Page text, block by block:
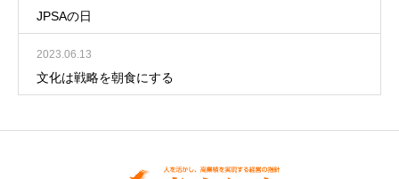
JPSAの日
2023.06.13
文化は戦略を朝食にする